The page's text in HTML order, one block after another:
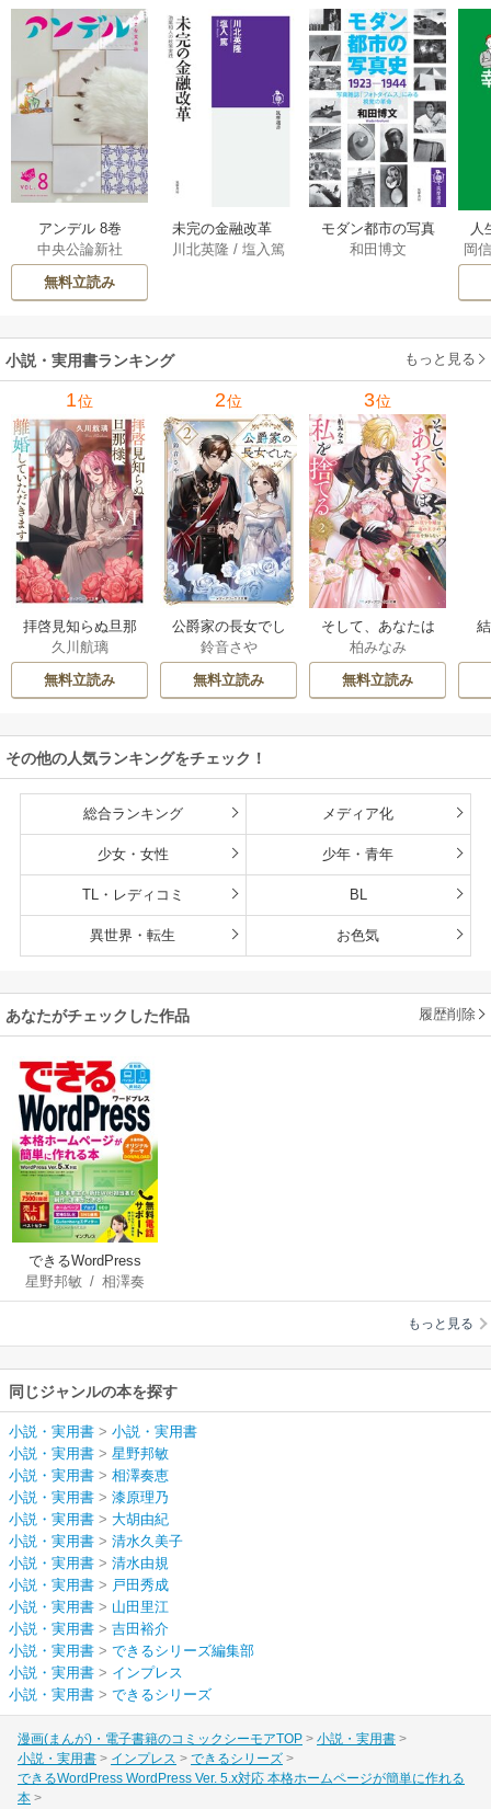
アンデル 8巻
中央公論新社
無料立読み
未完の金融改革
――池尾和人の政
川北英隆 /塩入篤
モダン都市の写真
史 1923－1944
和田博文
人
教
岡
小説・実用書ランキング もっと見る
1位
拝啓見知らぬ旦那
様、離婚していた
だきます
久川航璃
無料立読み
2位
公爵家の長女でし
た
鈴音さや
無料立読み
3位
そして、あなたは
私を捨てる
柏みなみ
無料立読み
その他の人気ランキングをチェック！
総合ランキング メディア化
少女・女性 少年・青年
TL・レディコミ BL
異世界・転生 お色気
あなたがチェックした作品 履歴削除
できるWordPress
WordPress Ver. 5.x対
応 本格ホームページ
星野邦敏 /相澤奏
恵/漆原理乃/大胡
清水由規/戸田秀
成/山田里江/吉田
裕介/できるシリー
ズ編集部
もっと見る
同じジャンルの本を探す
小説・実用書 > 小説・実用書
小説・実用書 > 星野邦敏
小説・実用書 > 相澤奏恵
小説・実用書 > 漆原理乃
小説・実用書 > 大胡由紀
小説・実用書 > 清水久美子
小説・実用書 > 清水由規
小説・実用書 > 戸田秀成
小説・実用書 > 山田里江
小説・実用書 > 吉田裕介
小説・実用書 > できるシリーズ編集部
小説・実用書 > インプレス
小説・実用書 > できるシリーズ
漫画(まんが)・電子書籍のコミックシーモアTOP
小説・実用書
小説・実用書
インプレス
できるシリーズ
できるWordPress WordPress Ver. 5.x対応 本格ホームページが簡単に作れる
本